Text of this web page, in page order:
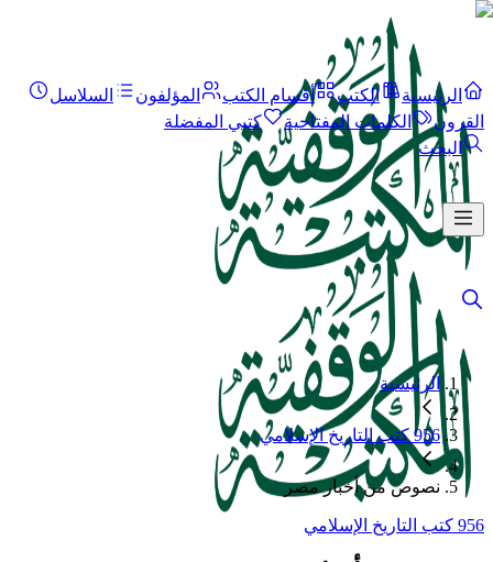
الرئيسية الكتب أقسام الكتب المؤلفون
السلاسل
القرون
الكلمات المفتاحية
كتبي المفضلة
البحث
الرئيسية
956 كتب التاريخ الإسلامي
نصوص من أخبار مصر
956 كتب التاريخ الإسلامي